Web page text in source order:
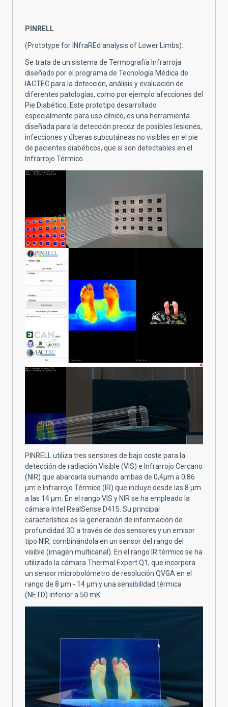
PINRELL
(Prototype for INfraREd analysis of Lower Limbs).
Se trata de un sistema de Termografía Infrarroja
diseñado por el programa de Tecnología Médica de
IACTEC para la detección, análisis y evaluación de
diferentes patologías, como por ejemplo afecciones del
Pie Diabético. Este prototipo desarrollado
especialmente para uso clínico, es una herramienta
diseñada para la detección precoz de posibles lesiones,
infecciones y úlceras subcutáneas no visibles en el pie
de pacientes diabéticos, que sí son detectables en el
Infrarrojo Térmico.
PINRELL utiliza tres sensores de bajo coste para la
detección de radiación Visible (VIS) e Infrarrojo Cercano
(NIR) que abarcaría sumando ambas de 0,4µm a 0,86
µm e Infrarrojo Térmico (IR) que incluye desde las 8 µm
a las 14 µm. En el rango VIS y NIR se ha empleado la
cámara Intel RealSense D415. Su principal
característica es la generación de información de
profundidad 3D a través de dos sensores y un emisor
tipo NIR, combinándola en un sensor del rango del
visible (imagen multicanal). En el rango IR térmico se ha
utilizado la cámara Thermal Expert Q1, que incorpora
un sensor microbolómetro de resolución QVGA en el
rango de 8 µm - 14 µm y una sensibilidad térmica
(NETD) inferior a 50 mK.